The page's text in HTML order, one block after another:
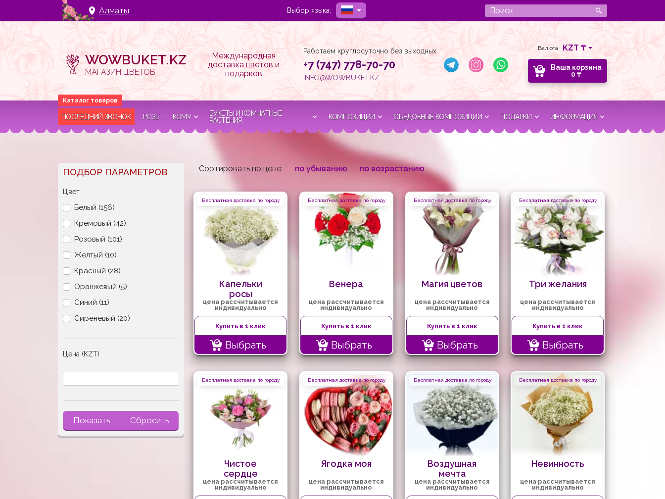
Алматы Выбор языка:
WOWBUKET.KZ
МАГАЗИН ЦВЕТОВ
Международная
доставка цветов и
подарков
Работаем круглосуточно без выходных
+7 (747) 778-70-70
INFO@WOWBUKET.KZ
Валюта
Ваша корзина
0 ₸
ПОСЛЕДНИЙ ЗВОНОК РОЗЫ КОМУ
БУКЕТЫ И КОМНАТНЫЕ
РАСТЕНИЯ
КОМПОЗИЦИИ СЪЕДОБНЫЕ КОМПОЗИЦИИ ПОДАРКИ ИНФОРМАЦИЯ
ПОДБОР ПАРАМЕТРОВ
Цвет
Белый (156)
Кремовый (42)
Розовый (101)
Желтый (10)
Красный (28)
Оранжевый (5)
Синий (11)
Сиреневый (20)
Цена (KZT)
Показать Сбросить
Сортировать по цене: по убыванию по возрастанию
Бесплатная доставка по городу
Капельки
росы
цена рассчитывается
индивидуально
Купить в 1 клик
Выбрать
Бесплатная доставка по городу
Венера
цена рассчитывается
индивидуально
Купить в 1 клик
Выбрать
Бесплатная доставка по городу
Магия цветов
цена рассчитывается
индивидуально
Купить в 1 клик
Выбрать
Бесплатная доставка по городу
Три желания
цена рассчитывается
индивидуально
Купить в 1 клик
Выбрать
Бесплатная доставка по городу
Чистое
сердце
цена рассчитывается
индивидуально
Бесплатная доставка по городу
Ягодка моя
цена рассчитывается
индивидуально
Бесплатная доставка по городу
Воздушная
мечта
цена рассчитывается
индивидуально
Бесплатная доставка по городу
Невинность
цена рассчитывается
индивидуально